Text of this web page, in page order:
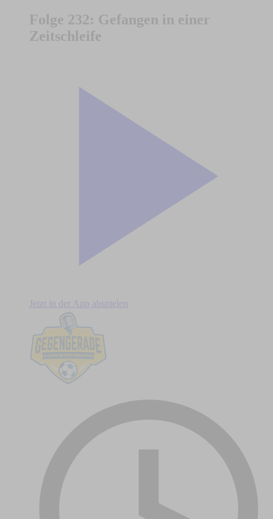
Folge 232: Gefangen in einer
Zeitschleife
Jetzt in der App abspielen